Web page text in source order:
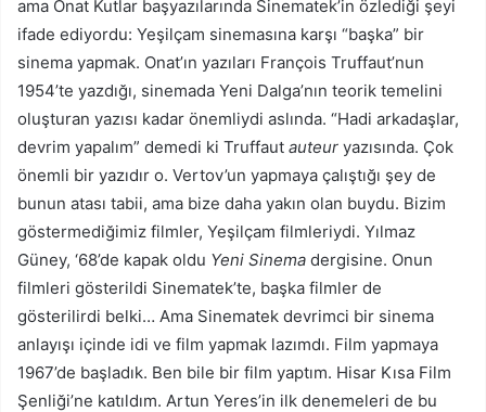
ama Onat Kutlar başyazılarında Sinematek’in özlediği şeyi
ifade ediyordu: Yeşilçam sinemasına karşı “başka” bir
sinema yapmak. Onat’ın yazıları François Truffaut’nun
1954’te yazdığı, sinemada Yeni Dalga’nın teorik temelini
oluşturan yazısı kadar önemliydi aslında. “Hadi arkadaşlar,
devrim yapalım” demedi ki Truffaut auteur yazısında. Çok
önemli bir yazıdır o. Vertov’un yapmaya çalıştığı şey de
bunun atası tabii, ama bize daha yakın olan buydu. Bizim
göstermediğimiz filmler, Yeşilçam filmleriydi. Yılmaz
Güney, ‘68’de kapak oldu Yeni Sinema dergisine. Onun
filmleri gösterildi Sinematek’te, başka filmler de
gösterilirdi belki… Ama Sinematek devrimci bir sinema
anlayışı içinde idi ve film yapmak lazımdı. Film yapmaya
1967’de başladık. Ben bile bir film yaptım. Hisar Kısa Film
Şenliği’ne katıldım. Artun Yeres’in ilk denemeleri de bu